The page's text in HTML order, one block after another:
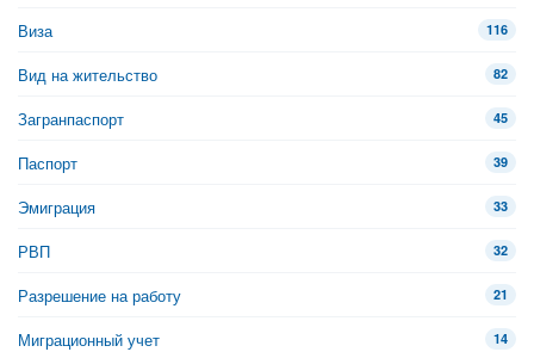
Виза 116
Вид на жительство 82
Загранпаспорт 45
Паспорт 39
Эмиграция 33
РВП 32
Разрешение на работу 21
Миграционный учет 14